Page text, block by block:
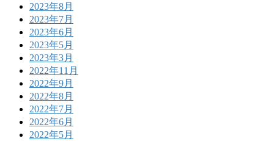
2023年8月
2023年7月
2023年6月
2023年5月
2023年3月
2022年11月
2022年9月
2022年8月
2022年7月
2022年6月
2022年5月